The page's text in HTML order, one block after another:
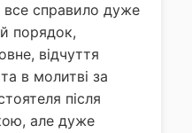
все справило дуже
порядок,
відчуття
в молитві за
після
але дуже